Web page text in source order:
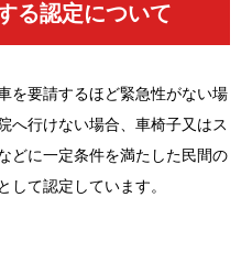
る認定について
を要請するほど緊急性がない場
へ行けない場合、車椅子又はス
どに一定条件を満たした民間の
して認定しています。